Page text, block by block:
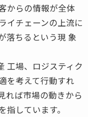
からの情報が全体
イチェーンの上流に
落ちるという現 象
工場、ロジスティク
を考えて行動すれ
れば市場の動きから
しています。